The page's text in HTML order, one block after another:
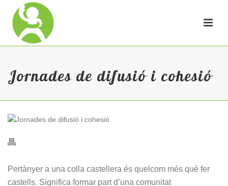
Jornades de difusió i cohesió
Pertànyer a una colla castellera és quelcom més què fer
castells. Significa formar part d’una comunitat